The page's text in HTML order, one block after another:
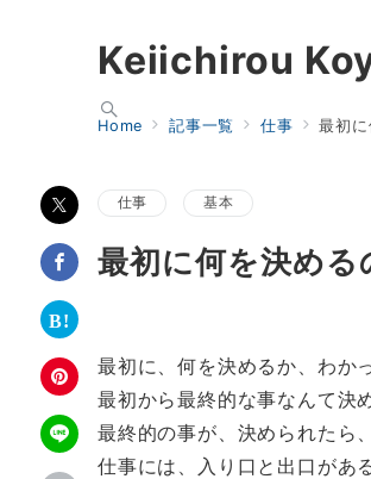
Keiichirou
Home 記事一覧 仕事 最初に
仕事 基本
最初に何を決める
最初に、何を決めるか、わか
最初から最終的な事なんて決
最終的の事が、決められたら
仕事には、入り口と出口があ